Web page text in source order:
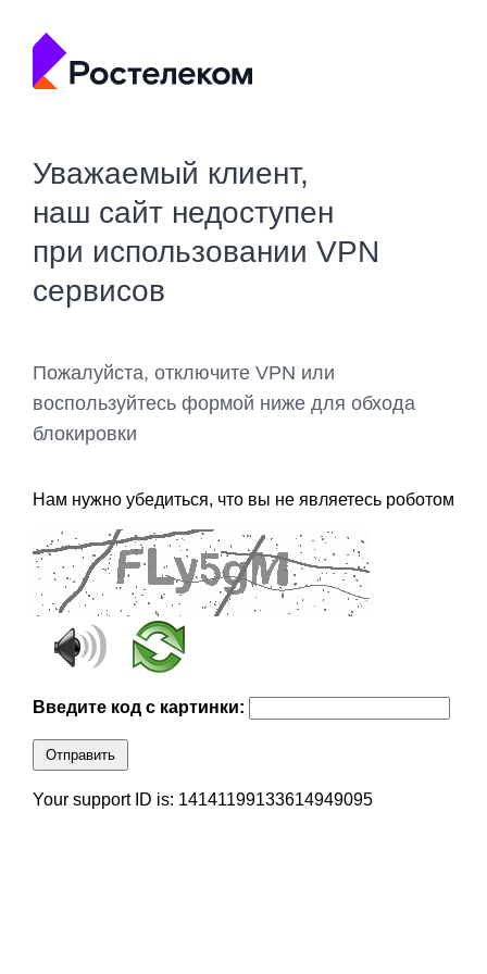
Уважаемый клиент,
наш сайт недоступен
при использовании VPN
сервисов
Пожалуйста, отключите VPN или
воспользуйтесь формой ниже для обхода
блокировки
Нам нужно убедиться, что вы не являетесь роботом
Введите код с картинки:
Отправить
Your support ID is: 14141199133614949095